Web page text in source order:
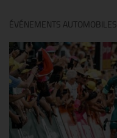
ÉVÉNEMENTS AUTOMOBILES